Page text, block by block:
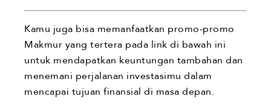
Kamu juga bisa memanfaatkan promo-promo
Makmur yang tertera pada link di bawah ini
untuk mendapatkan keuntungan tambahan dan
menemani perjalanan investasimu dalam
mencapai tujuan finansial di masa depan.